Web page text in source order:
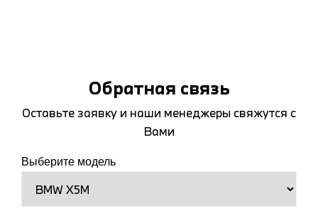
Обратная связь
Оставьте заявку и наши менеджеры свяжутся с
Вами
Выберите модель